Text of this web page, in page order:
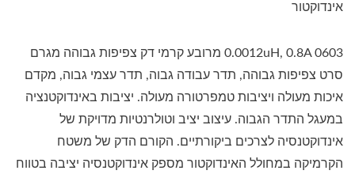
אינדוקטור
0.0012uH, 0.8A 0603 מרובע קרמי דק צפיפות גבוהה מגרם
סרט צפיפות גבוהה, תדר עבודה גבוה, תדר עצמי גבוה, מקדם
איכות מעולה ויציבות טמפרטורה מעולה. יציבות באינדוקטנציה
במעגל התדר הגבוה. עיצוב יציב וטולרנטיות מדויקת של
אינדוקטנסיה לצרכים ביקורתיים. הקורם הדק של משטח
הקרמיקה במחולל האינדוקטור מספק אינדוקטנסיה יציבה בטווח